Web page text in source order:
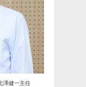
澤健一主任